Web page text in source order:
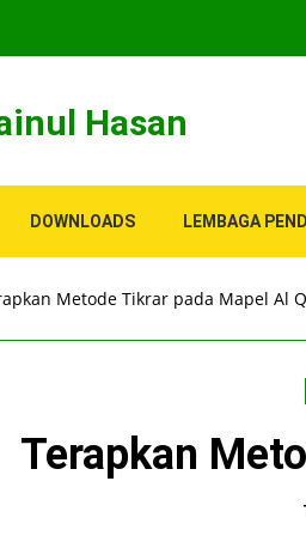
DOWNLOADS LEMBAGA
Metode Tikrar pada Mapel Al
Terapkan